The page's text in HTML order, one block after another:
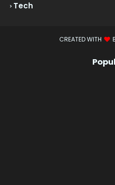
Tech
CREATED WITH